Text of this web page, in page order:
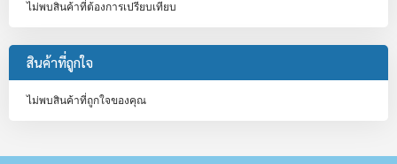
ไม่พบสินค้าที่ต้องการเปรียบเทียบ
สินค้าที่ถูกใจ
ไม่พบสินค้าที่ถูกใจของคุณ